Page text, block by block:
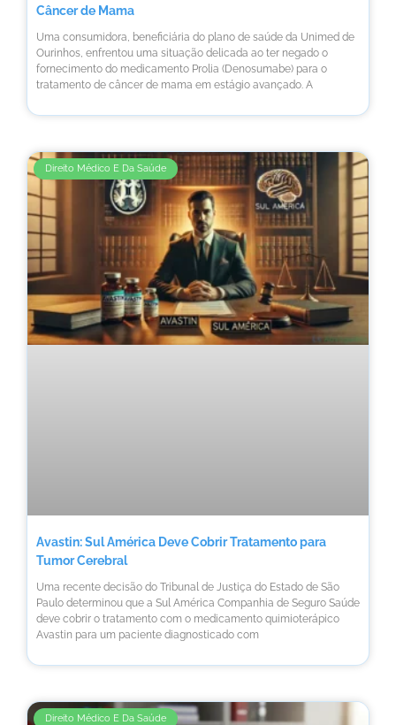
Câncer de Mama
Uma consumidora, beneficiária do plano de saúde da Unimed de
Ourinhos, enfrentou uma situação delicada ao ter negado o
fornecimento do medicamento Prolia (Denosumabe) para o
tratamento de câncer de mama em estágio avançado. A
Direito Médico E Da Saúde
Avastin: Sul América Deve Cobrir Tratamento para
Tumor Cerebral
Uma recente decisão do Tribunal de Justiça do Estado de São
Paulo determinou que a Sul América Companhia de Seguro Saúde
deve cobrir o tratamento com o medicamento quimioterápico
Avastin para um paciente diagnosticado com
Direito Médico E Da Saúde